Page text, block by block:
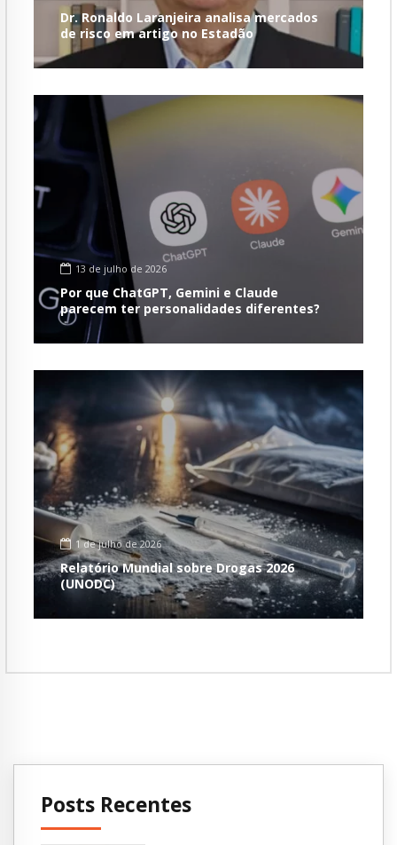
Dr. Ronaldo Laranjeira analisa mercados
de risco em artigo no Estadão
13 de julho de 2026
Por que ChatGPT, Gemini e Claude
parecem ter personalidades diferentes?
1 de julho de 2026
Relatório Mundial sobre Drogas 2026
(UNODC)
Posts Recentes